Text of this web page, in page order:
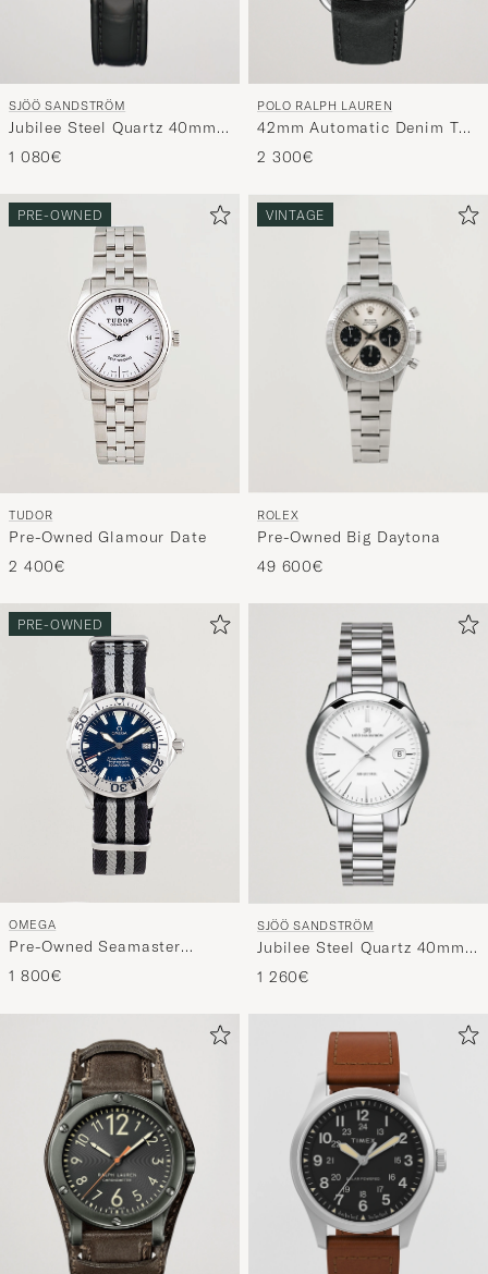
SJÖÖ SANDSTRÖM
Jubilee Steel Quartz 40mm
Black/Black Calf
1 080€
POLO RALPH LAUREN
42mm Automatic Denim Tux
Bear White Dial
2 300€
PRE-OWNED
TUDOR
Pre-Owned Glamour Date
2 400€
VINTAGE
ROLEX
Pre-Owned Big Daytona
49 600€
PRE-OWNED
OMEGA
Pre-Owned Seamaster
300M SMP Midsize
1 800€
SJÖÖ SANDSTRÖM
Jubilee Steel Quartz 40mm
White/Steel
1 260€